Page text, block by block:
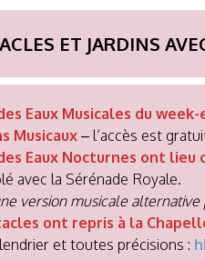
ET JARDINS
Eaux Musicales du
Musicaux – l’accès est
Eaux Nocturnes ont lieu
avec la Sérénade Royale.
version musicale alternative
ont repris à la
et toutes précisions :